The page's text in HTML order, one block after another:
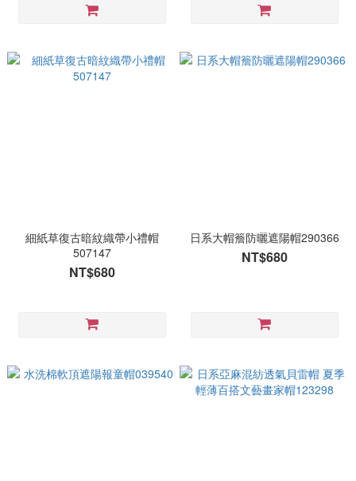
細紙草復古暗紋織帶小禮帽
507147
NT$680
日系大帽簷防曬遮陽帽290366
NT$680